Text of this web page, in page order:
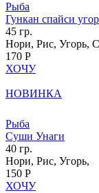
Рыба
Гункан спайси
45 гр.
Нори, Рис, Угорь,
170 Р
ХОЧУ
НОВИНКА
Рыба
Суши Унаги
40 гр.
Нори, Рис, Угорь,
150 Р
ХОЧУ